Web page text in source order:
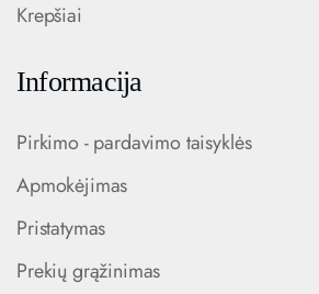
Krepšiai
Informacija
Pirkimo - pardavimo taisyklės
Apmokėjimas
Pristatymas
Prekių grąžinimas